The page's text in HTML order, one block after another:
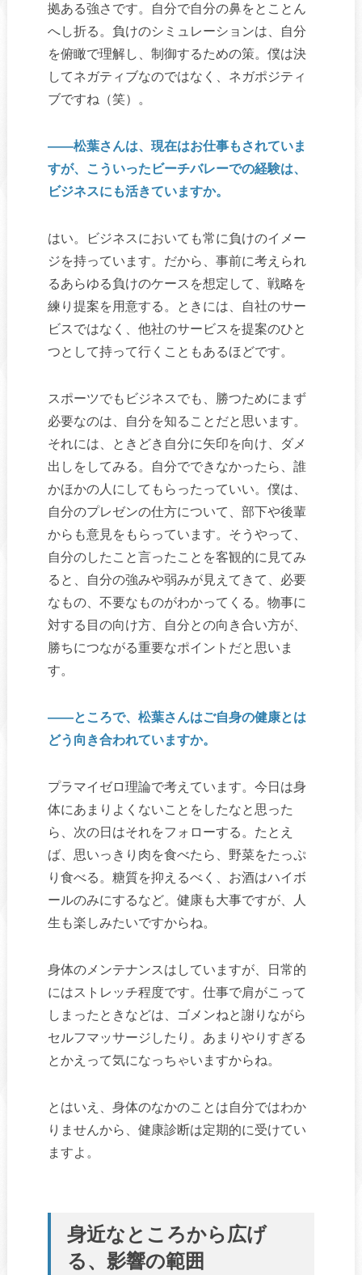
拠ある強さです。自分で自分の鼻をとことん
へし折る。負けのシミュレーションは、自分
を俯瞰で理解し、制御するための策。僕は決
してネガティブなのではなく、ネガポジティ
ブですね（笑）。
――松葉さんは、現在はお仕事もされていま
すが、こういったビーチバレーでの経験は、
ビジネスにも活きていますか。
はい。ビジネスにおいても常に負けのイメー
ジを持っています。だから、事前に考えられ
るあらゆる負けのケースを想定して、戦略を
練り提案を用意する。ときには、自社のサー
ビスではなく、他社のサービスを提案のひと
つとして持って行くこともあるほどです。
スポーツでもビジネスでも、勝つためにまず
必要なのは、自分を知ることだと思います。
それには、ときどき自分に矢印を向け、ダメ
出しをしてみる。自分でできなかったら、誰
かほかの人にしてもらったっていい。僕は、
自分のプレゼンの仕方について、部下や後輩
からも意見をもらっています。そうやって、
自分のしたこと言ったことを客観的に見てみ
ると、自分の強みや弱みが見えてきて、必要
なもの、不要なものがわかってくる。物事に
対する目の向け方、自分との向き合い方が、
勝ちにつながる重要なポイントだと思いま
す。
――ところで、松葉さんはご自身の健康とは
どう向き合われていますか。
プラマイゼロ理論で考えています。今日は身
体にあまりよくないことをしたなと思った
ら、次の日はそれをフォローする。たとえ
ば、思いっきり肉を食べたら、野菜をたっぷ
り食べる。糖質を抑えるべく、お酒はハイボ
ールのみにするなど。健康も大事ですが、人
生も楽しみたいですからね。
身体のメンテナンスはしていますが、日常的
にはストレッチ程度です。仕事で肩がこって
しまったときなどは、ゴメンねと謝りながら
セルフマッサージしたり。あまりやりすぎる
とかえって気になっちゃいますからね。
とはいえ、身体のなかのことは自分ではわか
りませんから、健康診断は定期的に受けてい
ますよ。
身近なところから広げ
る、影響の範囲